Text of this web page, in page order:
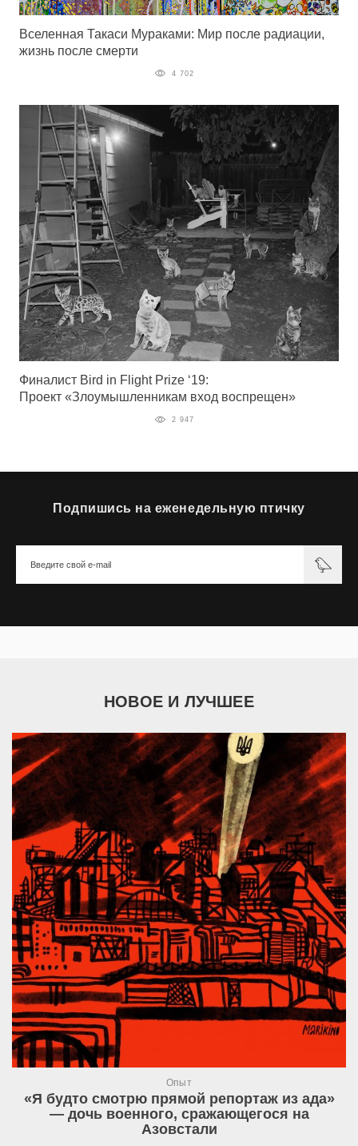
Вселенная Такаси Мураками: Мир после радиации,
жизнь после смерти
4 702
Финалист Bird in Flight Prize ‘19:
Проект «Злоумышленникам вход воспрещен»
2 947
Подпишись на еженедельную птичку
НОВОЕ И ЛУЧШЕЕ
Опыт
«Я будто смотрю прямой репортаж из ада»
— дочь военного, сражающегося на
Азовстали